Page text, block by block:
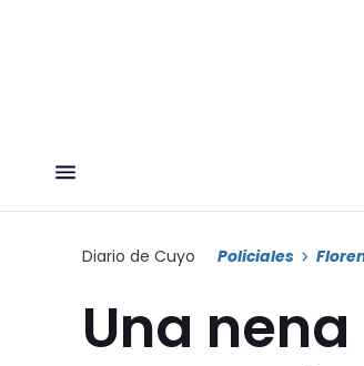
Diario de Cuyo Policiales
Una